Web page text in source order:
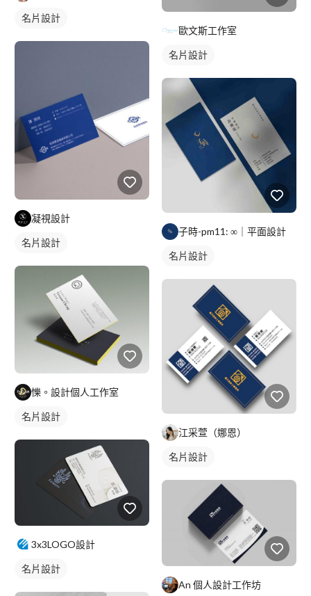
名片設計
凝視設計
名片設計
㦡。設計個人工作室
名片設計
3x3LOGO設計
名片設計
歐文斯工作室
名片設計
子時-pm11: ∞｜平面設計
名片設計
江采萱（娜恩）
名片設計
An 個人設計工作坊